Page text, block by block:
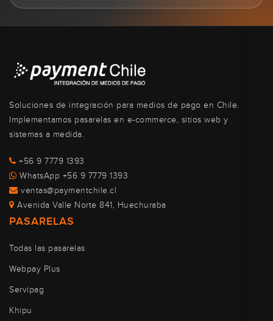
Soluciones de integración para medios de pago en Chile.
Implementamos pasarelas en e-commerce, sitios web y
sistemas a medida.
+56 9 7779 1393
WhatsApp +56 9 7779 1393
ventas@paymentchile.cl
Avenida Valle Norte 841, Huechuraba
PASARELAS
Todas las pasarelas
Webpay Plus
Servipag
Khipu